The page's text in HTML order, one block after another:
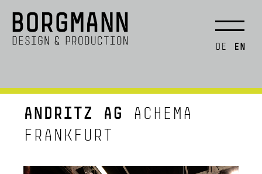
DE EN
ANDRITZ AG ACHEMA
FRANKFURT